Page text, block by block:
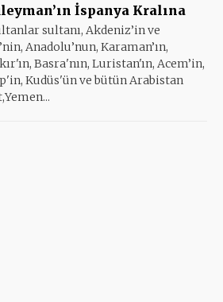
İspanya Kralına
sultanı, Akdeniz’in ve
Anadolu’nun, Karaman’ın,
Basra'nın, Luristan'ın, Acem’in,
Kudüs'ün ve bütün Arabistan